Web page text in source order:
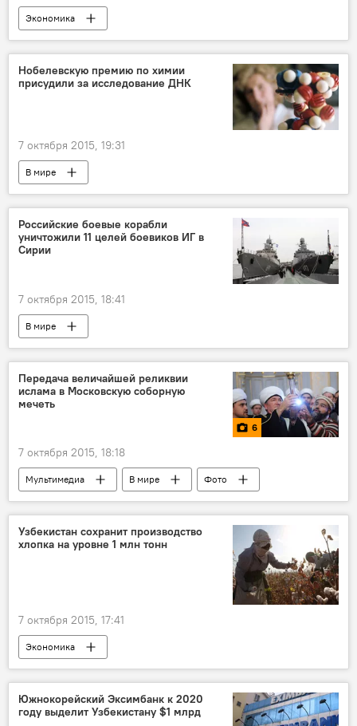
Экономика
Нобелевскую премию по химии
присудили за исследование ДНК
7 октября 2015, 19:31
В мире
Российские боевые корабли
уничтожили 11 целей боевиков ИГ в
Сирии
7 октября 2015, 18:41
В мире
Участие РФ в антитеррористической операции в Сирии
Передача величайшей реликвии
ислама в Московскую соборную
мечеть
6
7 октября 2015, 18:18
Мультимедиа В мире Фото
Узбекистан сохранит производство
хлопка на уровне 1 млн тонн
7 октября 2015, 17:41
Экономика
Южнокорейский Эксимбанк к 2020
году выделит Узбекистану $1 млрд